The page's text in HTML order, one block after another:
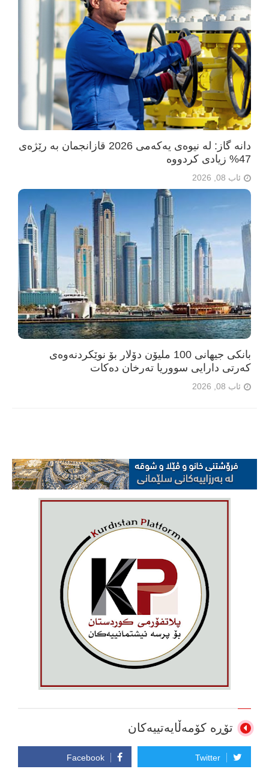
دانە گاز: لە نیوەی یەکەمی 2026 قازانجمان بە رێژەی
47% زیادی کردووە
ئاب 08, 2026
بانکی جیهانی 100 ملیۆن دۆلار بۆ نوێکردنەوەی
کەرتی دارایی سووریا تەرخان دەکات
ئاب 08, 2026
تۆڕە کۆمەڵایەتییەکان